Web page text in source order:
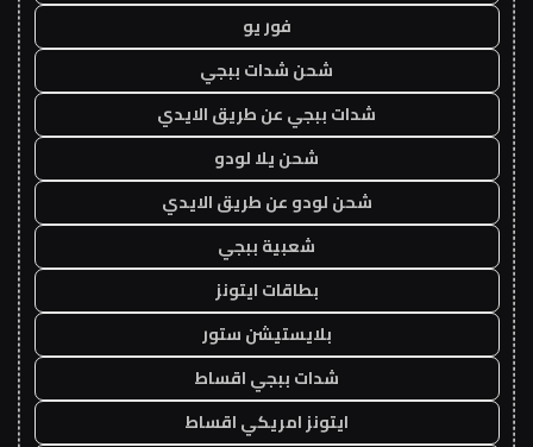
فور يو
شحن شدات ببجي
شدات ببجي عن طريق الايدي
شحن يلا لودو
شحن لودو عن طريق الايدي
شعبية ببجي
بطاقات ايتونز
بلايستيشن ستور
شدات ببجي اقساط
ايتونز امريكي اقساط